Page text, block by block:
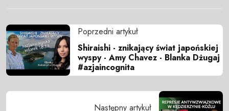
Poprzedni artykuł
Shiraishi - znikający świat japońskiej
wyspy - Amy Chavez - Blanka Dżugaj
#azjaincognita
Następny artykuł